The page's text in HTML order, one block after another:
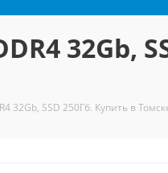
32Gb,
32Gb, SSD 250Гб. Купить в